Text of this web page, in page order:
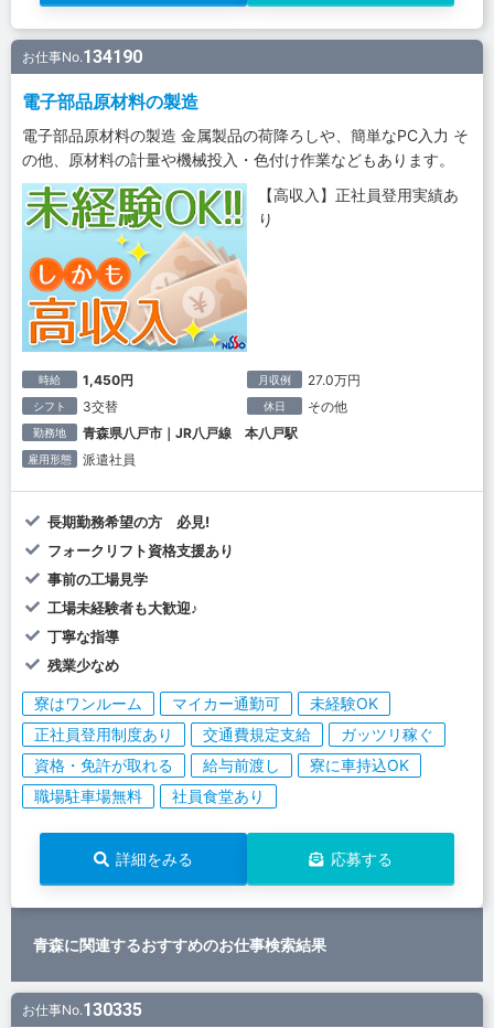
お仕事No.134190
電子部品原材料の製造
電子部品原材料の製造 金属製品の荷降ろしや、簡単なPC入力 そ
の他、原材料の計量や機械投入・色付け作業などもあります。
【高収入】正社員登用実績あ
り
時給 1,450円 月収例 27.0万円
シフト 3交替 休日 その他
勤務地 青森県八戸市｜JR八戸線 本八戸駅
雇用形態 派遣社員
長期勤務希望の方 必見!
フォークリフト資格支援あり
事前の工場見学
工場未経験者も大歓迎♪
丁寧な指導
残業少なめ
寮はワンルーム マイカー通勤可
未経験OK
正社員登用制度あり
交通費規定支給
ガッツリ稼ぐ
資格・免許が取れる
給与前渡し
寮に車持込OK
職場駐車場無料
社員食堂あり
詳細をみる 応募する
青森に関連するおすすめのお仕事検索結果
お仕事No.130335